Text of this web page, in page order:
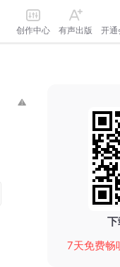
创作中心 有声出版 开通
下
7天免费畅